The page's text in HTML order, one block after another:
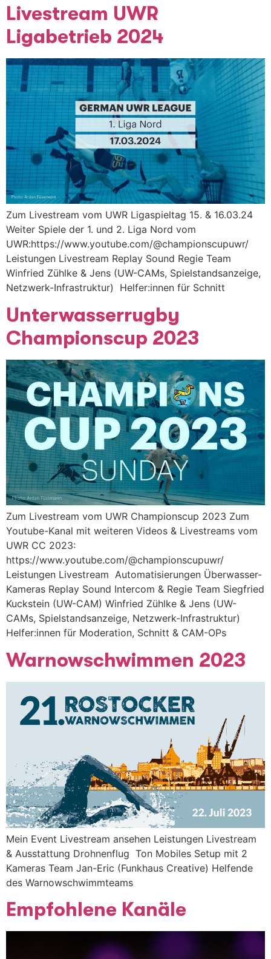
Livestream UWR
Ligabetrieb 2024
Zum Livestream vom UWR Ligaspieltag 15. & 16.03.24
Weiter Spiele der 1. und 2. Liga Nord vom
UWR:https://www.youtube.com/@championscupuwr/
Leistungen Livestream Replay Sound Regie Team
Winfried Zühlke & Jens (UW-CAMs, Spielstandsanzeige,
Netzwerk-Infrastruktur) Helfer:innen für Schnitt
Unterwasserrugby
Championscup 2023
Zum Livestream vom UWR Championscup 2023 Zum
Youtube-Kanal mit weiteren Videos & Livestreams vom
UWR CC 2023:
https://www.youtube.com/@championscupuwr/
Leistungen Livestream Automatisierungen Überwasser-
Kameras Replay Sound Intercom & Regie Team Siegfried
Kuckstein (UW-CAM) Winfried Zühlke & Jens (UW-
CAMs, Spielstandsanzeige, Netzwerk-Infrastruktur)
Helfer:innen für Moderation, Schnitt & CAM-OPs
Warnowschwimmen 2023
Mein Event Livestream ansehen Leistungen Livestream
& Ausstattung Drohnenflug Ton Mobiles Setup mit 2
Kameras Team Jan-Eric (Funkhaus Creative) Helfende
des Warnowschwimmteams
Empfohlene Kanäle